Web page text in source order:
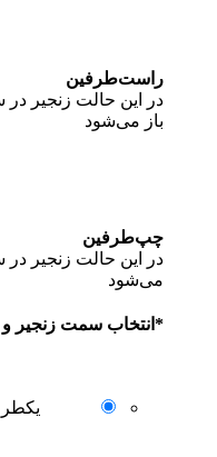
راست‌طرفین
در این حالت زنجیر
باز می‌شود
چپ‌طرفین
در این حالت زنجیر
می‌شود
انتخاب سمت زنجیر و